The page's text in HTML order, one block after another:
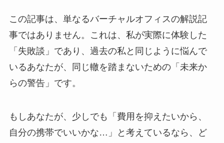
この記事は、単なるバーチャルオフィスの解説記
事ではありません。これは、私が実際に体験した
「失敗談」であり、過去の私と同じように悩んで
いるあなたが、同じ轍を踏まないための「未来か
らの警告」です。
もしあなたが、少しでも「費用を抑えたいから、
自分の携帯でいいかな…」と考えているなら、ど